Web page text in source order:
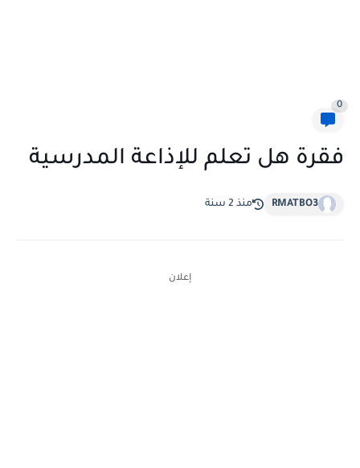
0
فقرة هل تعلم للإذاعة المدرسية
RMATBO3 منذ 2 سنة
إعلان